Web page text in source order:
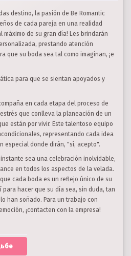
destino, la pasión de Be Romantic
de cada pareja en una realidad
máximo de su gran día! Les brindarán
prestando atención
que su boda sea tal como imaginan, ¡e
para que se sientan apoyados y
en cada etapa del proceso de
que conlleva la planeación de un
están por vivir. Este talentoso equipo
representando cada idea
especial donde dirán, "sí, acepto".
sea una celebración inolvidable,
en todos los aspectos de la velada.
cada boda es un reflejo único de su
para hacer que su día sea, sin duda, tan
han soñado. Para un trabajo con
¡contacten con la empresa!